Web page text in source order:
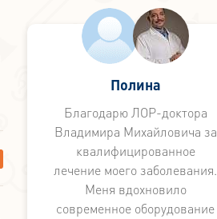
Полина
Благодарю ЛОР-доктора
Владимира Михайловича за
квалифицированное
лечение моего заболевания.
Меня вдохновило
современное оборудование